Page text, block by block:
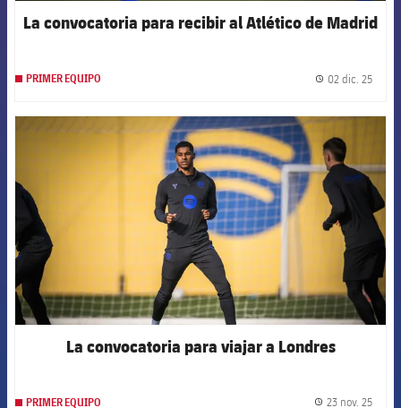
La convocatoria para recibir al Atlético de Madrid
PRIMER EQUIPO 02 dic. 25
FCB Barcelona badge
La convocatoria para viajar a Londres
PRIMER EQUIPO 23 nov. 25